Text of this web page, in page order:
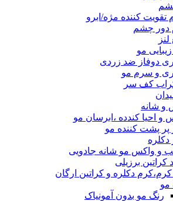
تقویت کننده مژه/ابرو
دور چشم
لنز
مو
دوفاز ضد زردی
و سرم مو
کف سر
و شانه
و احیا کندده ،ابرسان مو
پر پشت کننده مو
دکلره
و واکس مو شانه جادویی
کراتین برزیلی
دکلره و کراتین ارگان
مو
رنگ مو بدون آمونیاک